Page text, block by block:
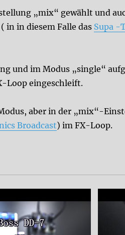
„mix“ gewählt und
in in diesem Falle das Supa -
und im Modus „single“
Loop eingeschleift.
aber in der „mix“-
Broadcast) im FX-Loop.